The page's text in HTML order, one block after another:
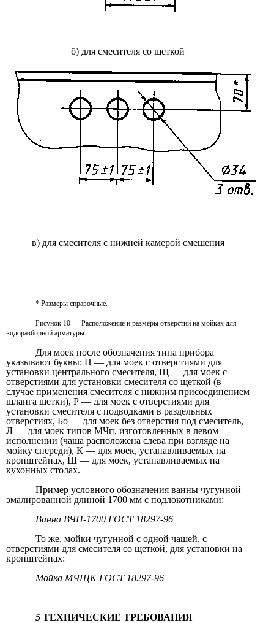
б) для смесителя со щеткой
в) для смесителя с нижней камерой смешения
* Размеры справочные.
Рисунок 10 — Расположение и размеры отверстий на мойках для
водоразборной арматуры
Для моек после обозначения типа прибора
указывают буквы: Ц — для моек с отверстиями для
установки центрального смесителя, Щ — для моек с
отверстиями для установки смесителя со щеткой (в
случае применения смесителя с нижним присоединением
шланга щетки), Р — для моек с отверстиями для
установки смесителя с подводками в раздельных
отверстиях, Бо — для моек без отверстия под смеситель,
Л — для моек типов МЧп, изготовленных в левом
исполнении (чаша расположена слева при взгляде на
мойку спереди), К — для моек, устанавливаемых на
кронштейнах, Ш — для моек, устанавливаемых на
кухонных столах.
Пример условного обозначения ванны чугунной
эмалированной длиной 1700 мм с подлокотниками:
Ванна ВЧП-1700 ГОСТ 18297-96
То же, мойки чугунной с одной чашей, с
отверстиями для смесителя со щеткой, для установки на
кронштейнах:
Мойка МЧЩК ГОСТ 18297-96
5 ТЕХНИЧЕСКИЕ ТРЕБОВАНИЯ